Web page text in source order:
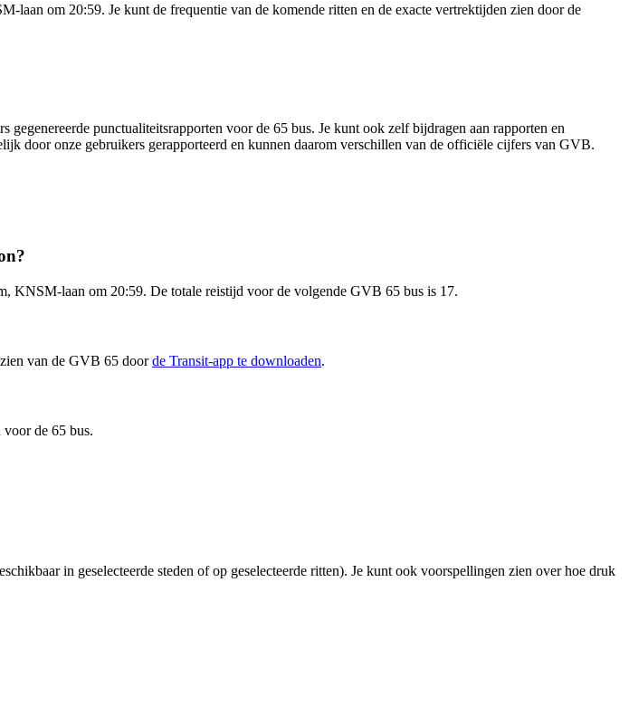
om 20:59. Je kunt de frequentie van de komende ritten en de exacte vertrektijden zien door de
gegenereerde punctualiteitsrapporten voor de 65 bus. Je kunt ook zelf bijdragen aan rapporten en
door onze gebruikers gerapporteerd en kunnen daarom verschillen van de officiële cijfers van GVB.
KNSM-laan om 20:59. De totale reistijd voor de volgende GVB 65 bus is 17.
van de GVB 65 doorde Transit-app te downloaden.
de 65 bus.
in geselecteerde steden of op geselecteerde ritten). Je kunt ook voorspellingen zien over hoe druk